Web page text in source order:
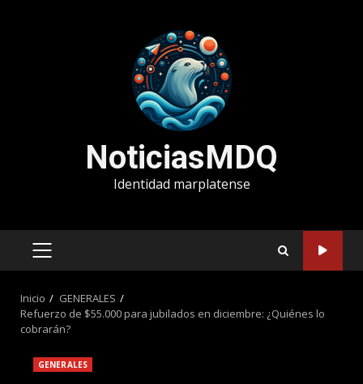
NoticiasMDQ
Identidad marplatense
MENÚ
Inicio
GENERALES
Refuerzo de $55.000 para jubilados en diciembre: ¿Quiénes lo
cobrarán?
GENERALES